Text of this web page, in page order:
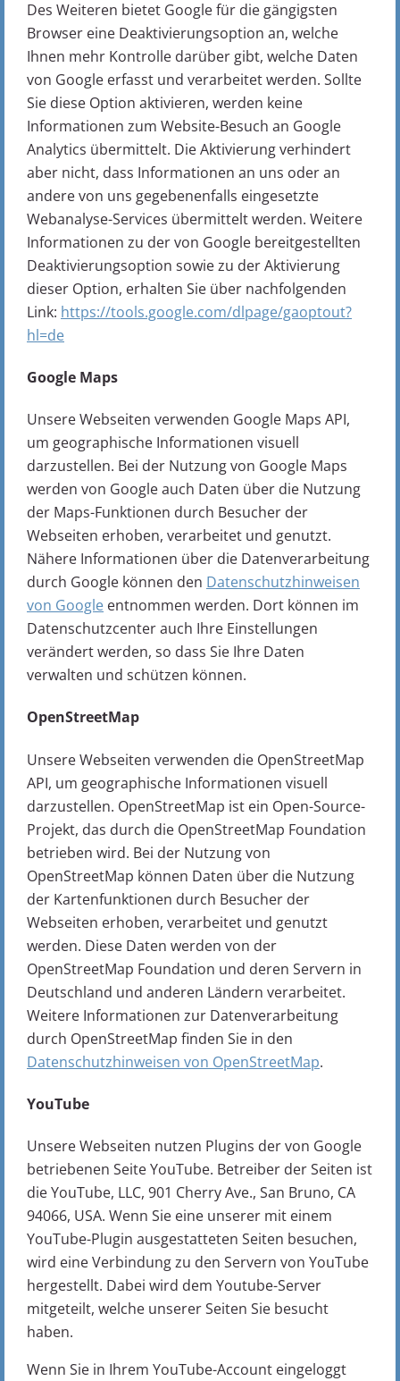
Des Weiteren bietet Google für die gängigsten
Browser eine Deaktivierungsoption an, welche
Ihnen mehr Kontrolle darüber gibt, welche Daten
von Google erfasst und verarbeitet werden. Sollte
Sie diese Option aktivieren, werden keine
Informationen zum Website-Besuch an Google
Analytics übermittelt. Die Aktivierung verhindert
aber nicht, dass Informationen an uns oder an
andere von uns gegebenenfalls eingesetzte
Webanalyse-Services übermittelt werden. Weitere
Informationen zu der von Google bereitgestellten
Deaktivierungsoption sowie zu der Aktivierung
dieser Option, erhalten Sie über nachfolgenden
Link: https://tools.google.com/dlpage/gaoptout?
hl=de
Google Maps
Unsere Webseiten verwenden Google Maps API,
um geographische Informationen visuell
darzustellen. Bei der Nutzung von Google Maps
werden von Google auch Daten über die Nutzung
der Maps-Funktionen durch Besucher der
Webseiten erhoben, verarbeitet und genutzt.
Nähere Informationen über die Datenverarbeitung
durch Google können den Datenschutzhinweisen
von Google entnommen werden. Dort können im
Datenschutzcenter auch Ihre Einstellungen
verändert werden, so dass Sie Ihre Daten
verwalten und schützen können.
OpenStreetMap
Unsere Webseiten verwenden die OpenStreetMap
API, um geographische Informationen visuell
darzustellen. OpenStreetMap ist ein Open-Source-
Projekt, das durch die OpenStreetMap Foundation
betrieben wird. Bei der Nutzung von
OpenStreetMap können Daten über die Nutzung
der Kartenfunktionen durch Besucher der
Webseiten erhoben, verarbeitet und genutzt
werden. Diese Daten werden von der
OpenStreetMap Foundation und deren Servern in
Deutschland und anderen Ländern verarbeitet.
Weitere Informationen zur Datenverarbeitung
durch OpenStreetMap finden Sie in den
Datenschutzhinweisen von OpenStreetMap.
YouTube
Unsere Webseiten nutzen Plugins der von Google
betriebenen Seite YouTube. Betreiber der Seiten ist
die YouTube, LLC, 901 Cherry Ave., San Bruno, CA
94066, USA. Wenn Sie eine unserer mit einem
YouTube-Plugin ausgestatteten Seiten besuchen,
wird eine Verbindung zu den Servern von YouTube
hergestellt. Dabei wird dem Youtube-Server
mitgeteilt, welche unserer Seiten Sie besucht
haben.
Wenn Sie in Ihrem YouTube-Account eingeloggt